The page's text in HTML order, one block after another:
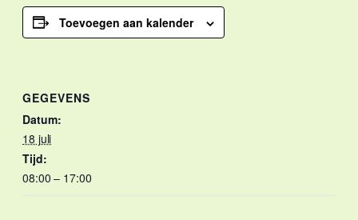
Toevoegen aan kalender
GEGEVENS
Datum:
18 juli
Tijd:
08:00 – 17:00